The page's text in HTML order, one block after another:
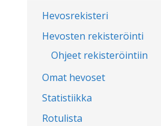
Hevosrekisteri
Hevosten rekisteröinti
Ohjeet rekisteröintiin
Omat hevoset
Statistiikka
Rotulista